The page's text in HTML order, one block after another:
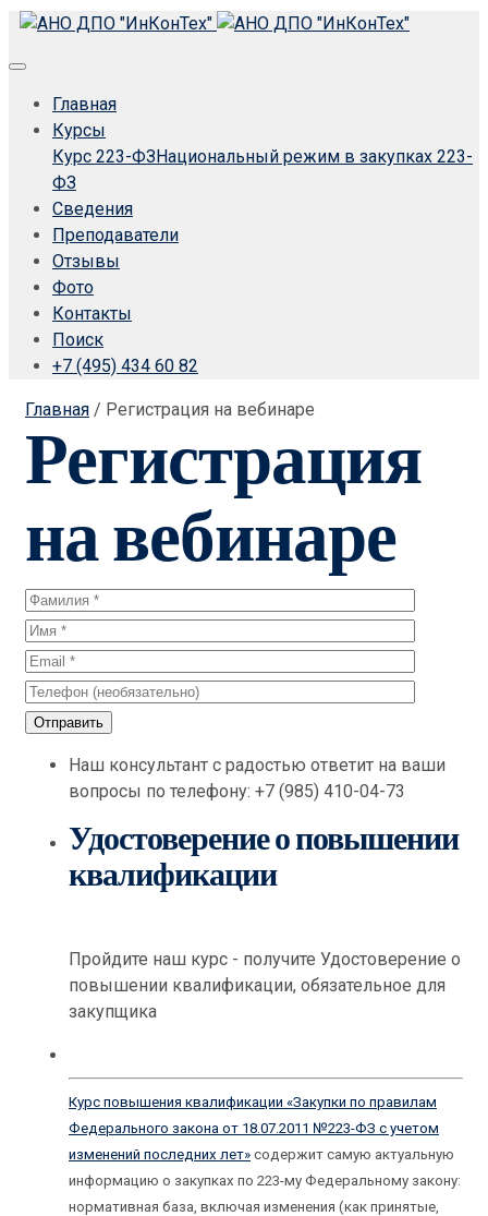
Главная
Курсы
Курс 223-ФЗНациональный режим в закупках 223-
ФЗ
Сведения
Преподаватели
Отзывы
Фото
Контакты
Поиск
+7 (495) 434 60 82
Главная / Регистрация на вебинаре
Регистрация
на вебинаре
Наш консультант с радостью ответит на ваши
вопросы по телефону: +7 (985) 410-04-73
Удостоверение о повышении
квалификации
Пройдите наш курс - получите Удостоверение о
повышении квалификации, обязательное для
закупщика
Курс повышения квалификации «Закупки по правилам
Федерального закона от 18.07.2011 №223-ФЗ с учетом
изменений последних лет» содержит самую актуальную
информацию о закупках по 223-му Федеральному закону:
нормативная база, включая изменения (как принятые,